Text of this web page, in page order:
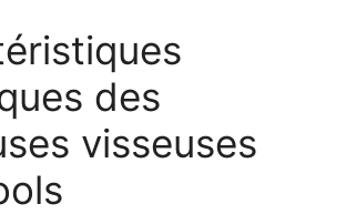
des
visseuses